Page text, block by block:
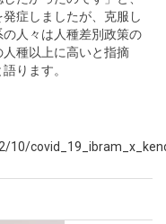
症しましたが、克服し
人々は人種差別政策の
種以上に高いと指摘
ります。
10/